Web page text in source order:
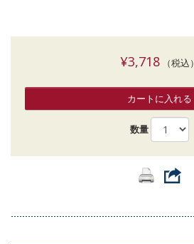
¥3,718（税込）
カートに入れる
数量